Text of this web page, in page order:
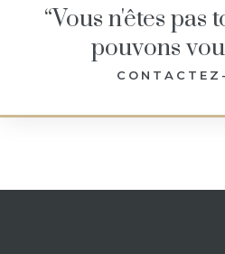
“Vous n'êtes pas
pouvons